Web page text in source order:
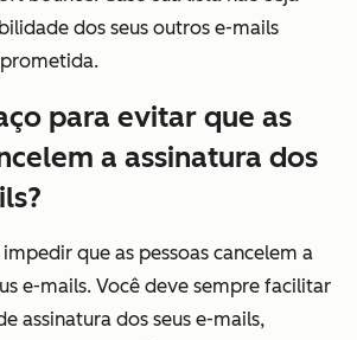
dos seus outros e-mails
.
para evitar que as
a assinatura dos
que as pessoas cancelem a
e-mails. Você deve sempre facilitar
assinatura dos seus e-mails,